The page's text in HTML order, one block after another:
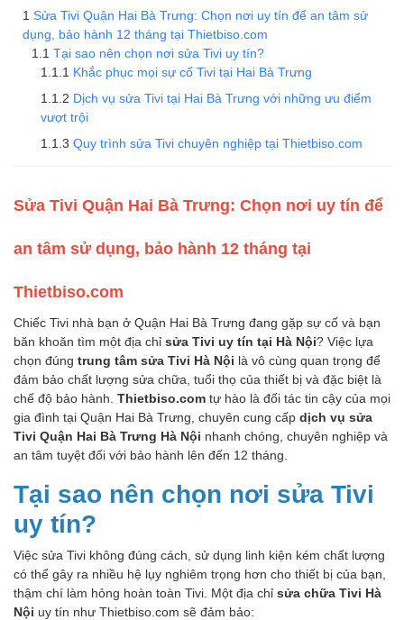
Sửa Tivi Quận Hai Bà Trưng: Chọn nơi uy tín để an tâm sử
dụng, bảo hành 12 tháng tại Thietbiso.com
Tại sao nên chọn nơi sửa Tivi uy tín?
Khắc phục mọi sự cố Tivi tại Hai Bà Trưng
Dịch vụ sửa Tivi tại Hai Bà Trưng với những ưu điểm
vượt trội
Quy trình sửa Tivi chuyên nghiệp tại Thietbiso.com
Sửa Tivi Quận Hai Bà Trưng: Chọn nơi uy tín để
an tâm sử dụng, bảo hành 12 tháng tại
Thietbiso.com
Chiếc Tivi nhà bạn ở Quận Hai Bà Trưng đang gặp sự cố và bạn
băn khoăn tìm một địa chỉ sửa Tivi uy tín tại Hà Nội? Việc lựa
chọn đúng trung tâm sửa Tivi Hà Nội là vô cùng quan trọng để
đảm bảo chất lượng sửa chữa, tuổi thọ của thiết bị và đặc biệt là
chế độ bảo hành. Thietbiso.com tự hào là đối tác tin cậy của mọi
gia đình tại Quận Hai Bà Trưng, chuyên cung cấp dịch vụ sửa
Tivi Quận Hai Bà Trưng Hà Nội nhanh chóng, chuyên nghiệp và
an tâm tuyệt đối với bảo hành lên đến 12 tháng.
Tại sao nên chọn nơi sửa Tivi
uy tín?
Việc sửa Tivi không đúng cách, sử dụng linh kiện kém chất lượng
có thể gây ra nhiều hệ lụy nghiêm trọng hơn cho thiết bị của bạn,
thậm chí làm hỏng hoàn toàn Tivi. Một địa chỉ sửa chữa Tivi Hà
Nội uy tín như Thietbiso.com sẽ đảm bảo: